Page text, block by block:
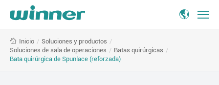
quirúrgica
Inicio / Soluciones y productos /
Soluciones de sala de operaciones / Batas quirúrgicas /
Bata quirúrgica de Spunlace (reforzada)